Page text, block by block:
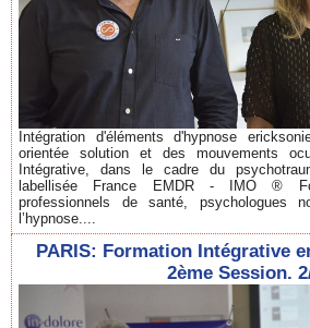
Intégration d'éléments d'hypnose
orientée solution et des mouvements
Intégrative, dans le cadre du
labellisée France EMDR - IMO ®
professionnels de santé, psychologues
l’hypnose....
PARIS: Formation Intégrative
2ème Session.